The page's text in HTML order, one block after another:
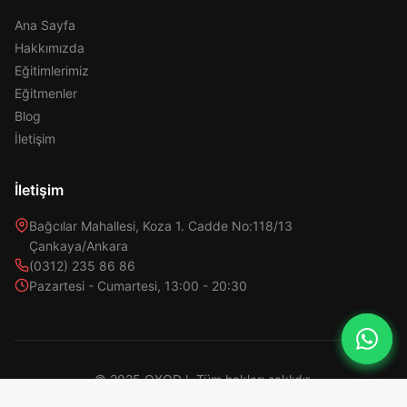
Ana Sayfa
Hakkımızda
Eğitimlerimiz
Eğitmenler
Blog
İletişim
İletişim
Bağcılar Mahallesi, Koza 1. Cadde No:118/13
Çankaya/Ankara
(0312) 235 86 86
Pazartesi - Cumartesi, 13:00 - 20:30
© 2025 OXODJ. Tüm hakları saklıdır.